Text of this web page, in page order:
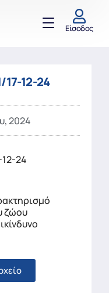
Είσοδος
17-12-24
2024
24
ζώου